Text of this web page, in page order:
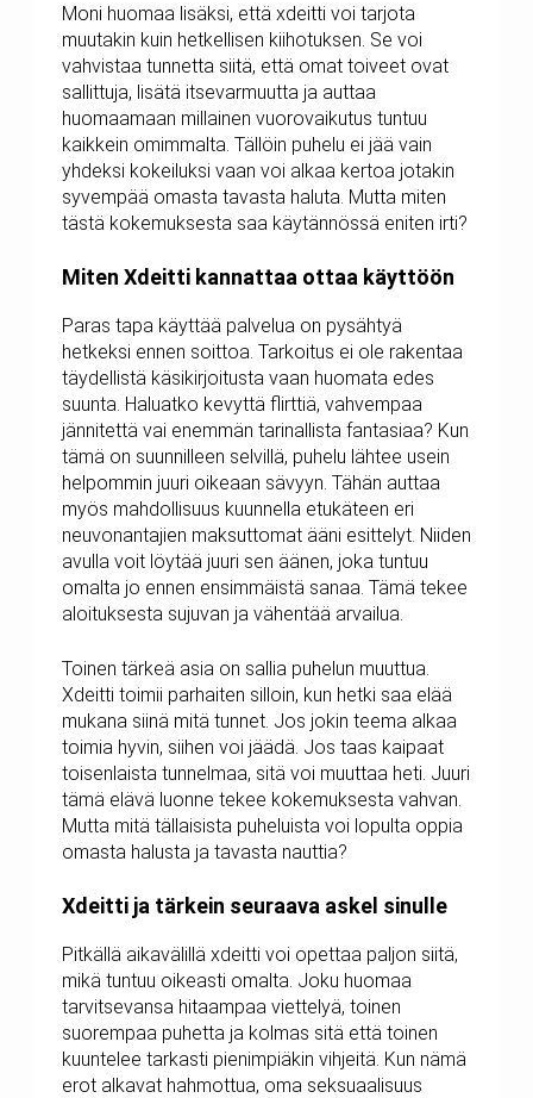
Moni huomaa lisäksi, että xdeitti voi tarjota
muutakin kuin hetkellisen kiihotuksen. Se voi
vahvistaa tunnetta siitä, että omat toiveet ovat
sallittuja, lisätä itsevarmuutta ja auttaa
huomaamaan millainen vuorovaikutus tuntuu
kaikkein omimmalta. Tällöin puhelu ei jää vain
yhdeksi kokeiluksi vaan voi alkaa kertoa jotakin
syvempää omasta tavasta haluta. Mutta miten
tästä kokemuksesta saa käytännössä eniten irti?
Miten Xdeitti kannattaa ottaa käyttöön
Paras tapa käyttää palvelua on pysähtyä
hetkeksi ennen soittoa. Tarkoitus ei ole rakentaa
täydellistä käsikirjoitusta vaan huomata edes
suunta. Haluatko kevyttä flirttiä, vahvempaa
jännitettä vai enemmän tarinallista fantasiaa? Kun
tämä on suunnilleen selvillä, puhelu lähtee usein
helpommin juuri oikeaan sävyyn. Tähän auttaa
myös mahdollisuus kuunnella etukäteen eri
neuvonantajien maksuttomat ääni esittelyt. Niiden
avulla voit löytää juuri sen äänen, joka tuntuu
omalta jo ennen ensimmäistä sanaa. Tämä tekee
aloituksesta sujuvan ja vähentää arvailua.
Toinen tärkeä asia on sallia puhelun muuttua.
Xdeitti toimii parhaiten silloin, kun hetki saa elää
mukana siinä mitä tunnet. Jos jokin teema alkaa
toimia hyvin, siihen voi jäädä. Jos taas kaipaat
toisenlaista tunnelmaa, sitä voi muuttaa heti. Juuri
tämä elävä luonne tekee kokemuksesta vahvan.
Mutta mitä tällaisista puheluista voi lopulta oppia
omasta halusta ja tavasta nauttia?
Xdeitti ja tärkein seuraava askel sinulle
Pitkällä aikavälillä xdeitti voi opettaa paljon siitä,
mikä tuntuu oikeasti omalta. Joku huomaa
tarvitsevansa hitaampaa viettelyä, toinen
suorempaa puhetta ja kolmas sitä että toinen
kuuntelee tarkasti pienimpiäkin vihjeitä. Kun nämä
erot alkavat hahmottua, oma seksuaalisuus